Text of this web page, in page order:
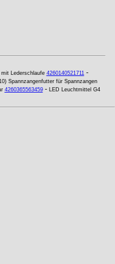
Lederschlaufe 4260140521711-
Spannzangenfutter für Spannzangen
4260365563459- LED Leuchtmittel G4